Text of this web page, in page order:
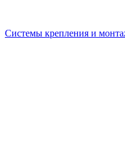
Системы крепления и